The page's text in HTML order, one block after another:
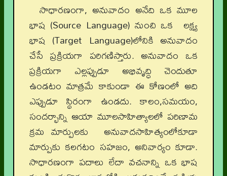
సాధారణంగా, అనువాదం అనేది ఒక మూల
భాష (Source Language) నుంచి ఒక లక్ష్య
భాష (Target Language)లోనికి అనువాదం
చేసే ప్రక్రియగా పరిగణిస్తారు. అనువాదం ఒక
ప్రక్రియగా ఎల్లప్పుడూ అభివృద్ధి చెందుతూ
ఉండటం మాత్రమే కాకుండా ఈ కోణంలో అది
ఎప్పుడూ స్థిరంగా ఉండదు. కాలం,సమయం,
సందర్భాన్ని ఆయా మూలసాహిత్యాలలో పరిణామ
క్రమ మార్పులకు అనువాదసాహిత్యంలోకూడా
మార్పుకు కలగటం సహజం, అనివార్యం కూడా.
సాధారణంగా పదాలు లేదా వచనాన్ని ఒక భాష